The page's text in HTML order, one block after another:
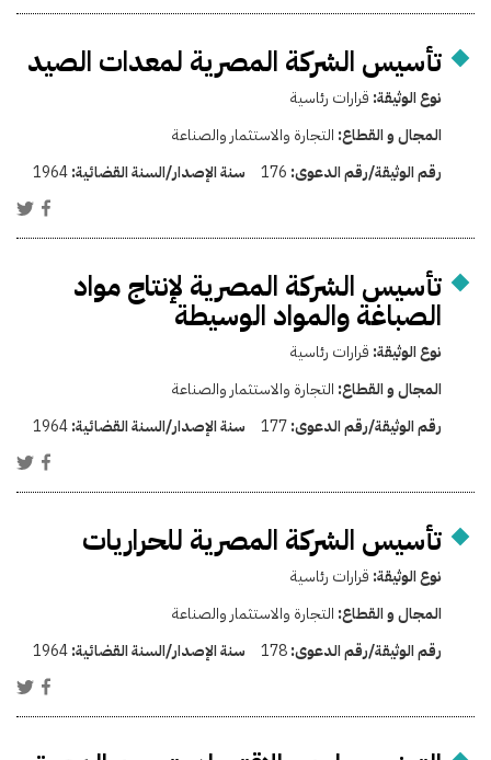
تأسيس الشركة المصرية لمعدات الصيد
نوع الوثيقة: قرارات رئاسية
المجال و القطاع: التجارة والاستثمار والصناعة
رقم الوثيقة/رقم الدعوى: 176 سنة الإصدار/السنة القضائية:1964
تأسيس الشركة المصرية لإنتاج مواد
الصباغة والمواد الوسيطة
نوع الوثيقة: قرارات رئاسية
المجال و القطاع: التجارة والاستثمار والصناعة
رقم الوثيقة/رقم الدعوى:177 سنة الإصدار/السنة القضائية:1964
تأسيس الشركة المصرية للحراريات
نوع الوثيقة: قرارات رئاسية
المجال و القطاع: التجارة والاستثمار والصناعة
رقم الوثيقة/رقم الدعوى:178 سنة الإصدار/السنة القضائية:1964